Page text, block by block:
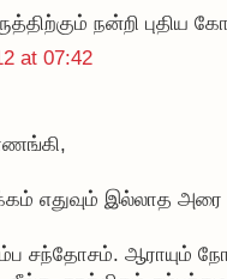
நன்றி புதிய
at 07:42
எதுவும் இல்லாத அரை
சந்தோசம். ஆராயும்